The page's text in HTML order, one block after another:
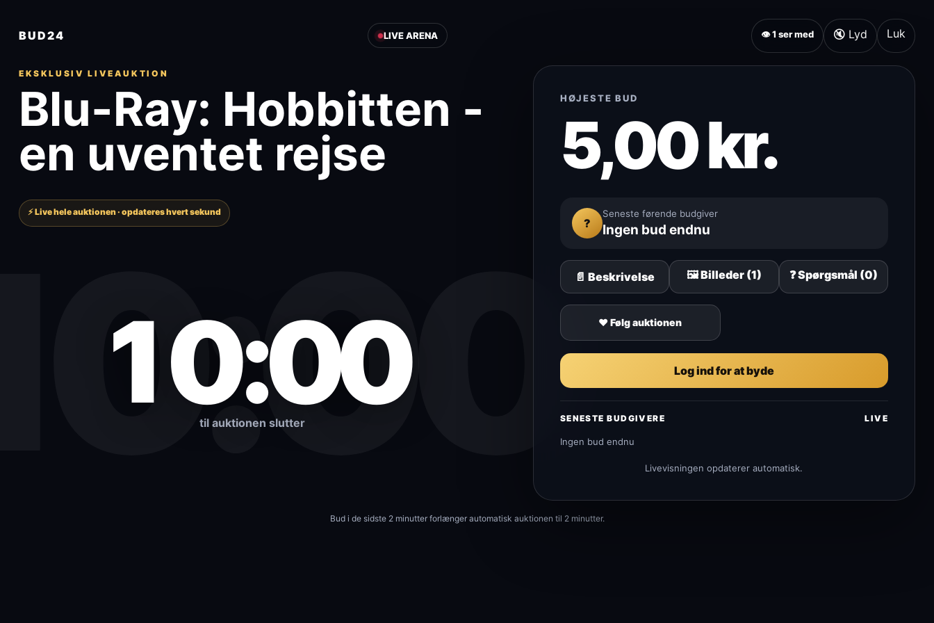
BUD24 LIVE ARENA 👁 1 ser med 🔇 Lyd Luk
EKSKLUSIV LIVEAUKTION
Blu-Ray: Hobbitten -
en uventet rejse
⚡ Live hele auktionen · opdateres hvert sekund
10:00
til auktionen slutter
HØJESTE BUD
5,00 kr.
?
Seneste førende budgiver
Ingen bud endnu
📄 Beskrivelse 🖼️ Billeder (1) ❓ Spørgsmål (0)
♥ Følg auktionen
Log ind for at byde
SENESTE BUDGIVERE LIVE
Ingen bud endnu
Livevisningen opdaterer automatisk.
Bud i de sidste 2 minutter forlænger automatisk auktionen til 2 minutter.